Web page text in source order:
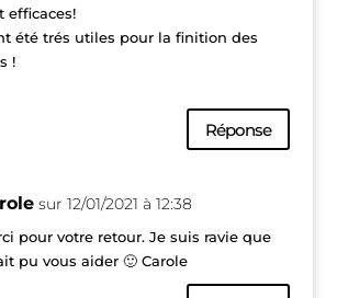
efficaces!
été trés utiles pour la finition des
!
Réponse
sur 12/01/2021 à 12:38
pour votre retour. Je suis ravie que
pu vous aider 🙂 Carole